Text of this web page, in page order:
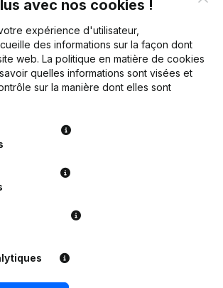
Hannibalvakanties
…)
(NL)
avec nos cookies !
expérience d'utilisateur,
des informations sur la façon dont
web. La politique en matière de cookies
quelles informations sont visées et
sur la manière dont elles sont